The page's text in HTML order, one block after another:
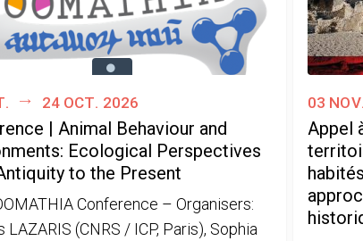
24 oct. 2026
| Animal Behaviour and
Ecological Perspectives
to the Present
Conference – Organisers:
LAZARIS (CNRS / ICP, Paris), Sophia
03 nov.
Appel